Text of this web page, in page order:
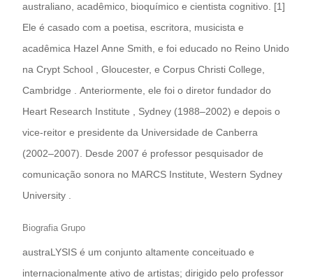
australiano, acadêmico, bioquímico e cientista cognitivo. [1]
Ele é casado com a poetisa, escritora, musicista e
acadêmica Hazel Anne Smith, e foi educado no Reino Unido
na Crypt School , Gloucester, e Corpus Christi College,
Cambridge . Anteriormente, ele foi o diretor fundador do
Heart Research Institute , Sydney (1988–2002) e depois o
vice-reitor e presidente da Universidade de Canberra
(2002–2007). Desde 2007 é professor pesquisador de
comunicação sonora no MARCS Institute, Western Sydney
University .
Biografia Grupo
austraLYSIS é um conjunto altamente conceituado e
internacionalmente ativo de artistas; dirigido pelo professor